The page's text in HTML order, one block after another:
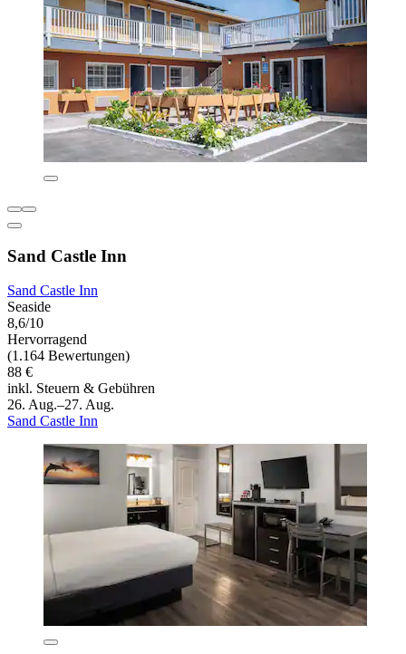
Sand Castle Inn
Sand Castle Inn
Seaside
8,6/10
Hervorragend
(1.164 Bewertungen)
88 €
inkl. Steuern & Gebühren
26. Aug.–27. Aug.
Sand Castle Inn